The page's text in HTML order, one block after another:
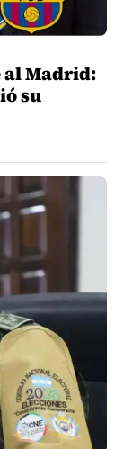
al Madrid:
su